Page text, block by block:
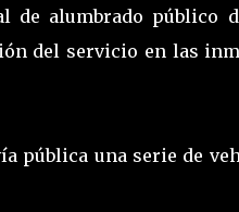
de alumbrado público
del servicio en las
pública una serie de